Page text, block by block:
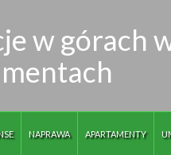
w górach
NAPRAWA APARTAMENTY